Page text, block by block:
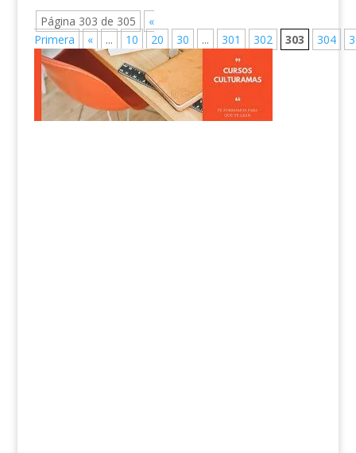
Página 303 de 305
«
Primera
« ... 10 20 30 ... 301 302 303 304